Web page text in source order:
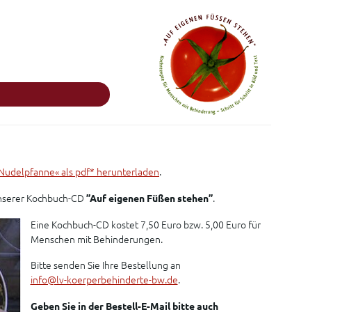
als pdf* herunterladen.
Kochbuch-CD ”Auf eigenen Füßen stehen”.
Eine Kochbuch-CD kostet 7,50 Euro bzw. 5,00 Euro für
Menschen mit Behinderungen.
Bitte senden Sie Ihre Bestellung an
info@lv-koerperbehinderte-bw.de.
Geben Sie in der Bestell-E-Mail bitte auch